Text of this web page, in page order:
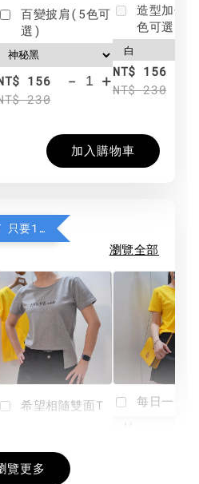
百變披肩(5色可
選)
156
230
- +
造型加分
色可選)
NT$ 156
NT$ 230
加入購物車
加購 MIT防曬透氣棉T 只要190元
瀏覽全部
希望相隨雙面T
190
-
每日一笑
覽更多